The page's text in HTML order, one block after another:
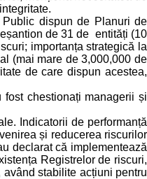
dispun de Planuri de
de 31 de entități (10
importanța strategică la
(mai mare de 3,000,000 de
de care dispun acestea,
chestionați managerii și
Indicatorii de performanță
și reducerea riscurilor
declarat că implementează
Registrelor de riscuri,
stabilite acțiuni pentru